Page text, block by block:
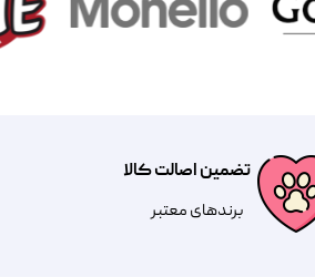
تضمین اصالت کالا
​​برندهای معتبر​​​​​​​